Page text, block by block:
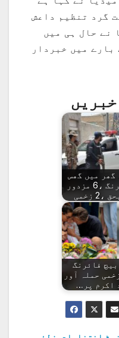
گرد تنظیم داعش
نے حال ہی میں
میں خبردار
گھر میں گھس
کر فائرنگ ،6 مزدور
زخمی
فائرنگ
حملہ آور
اکرم پر…